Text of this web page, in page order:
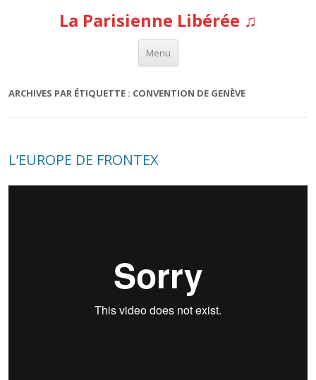
La Parisienne Libérée ♫
Menu
Aller au contenu
ARCHIVES PAR ÉTIQUETTE : CONVENTION DE GENÈVE
L’EUROPE DE FRONTEX